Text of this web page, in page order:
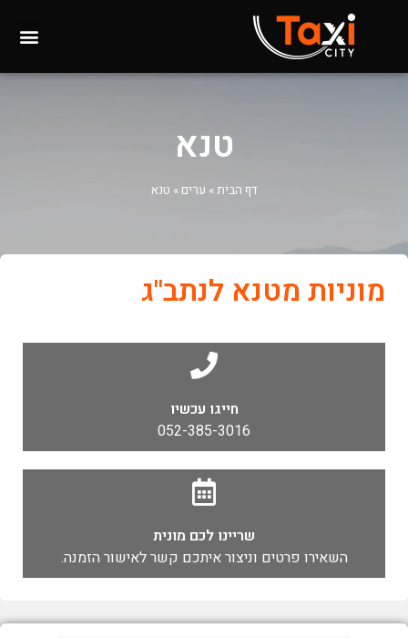
טנא
דף הבית» ערים » טנא
מוניות מטנא לנתב"ג
חייגו עכשיו
052-385-3016
שריינו לכם מונית
השאירו פרטים וניצור איתכם קשר לאישור הזמנה.